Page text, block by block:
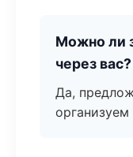
Можно ли
через вас?
Да,
организуем